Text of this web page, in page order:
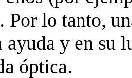
Por lo tanto,
ayuda y en su
óptica.